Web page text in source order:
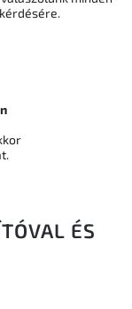
ÉS
kérdésére.